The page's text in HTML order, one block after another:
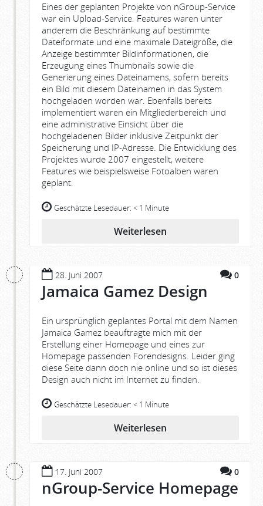
Eines der geplanten Projekte von nGroup-Service
war ein Upload-Service. Features waren unter
anderem die Beschränkung auf bestimmte
Dateiformate und eine maximale Dateigröße, die
Anzeige bestimmter Bildinformationen, die
Erzeugung eines Thumbnails sowie die
Generierung eines Dateinamens, sofern bereits
ein Bild mit diesem Dateinamen in das System
hochgeladen worden war. Ebenfalls bereits
implementiert waren ein Mitgliederbereich und
eine administrative Einsicht über die
hochgeladenen Bilder inklusive Zeitpunkt der
Speicherung und IP-Adresse. Die Entwicklung des
Projektes wurde 2007 eingestellt, weitere
Features wie beispielsweise Fotoalben waren
geplant.
Geschätzte Lesedauer: < 1 Minute
Weiterlesen
28. Juni 2007 0
Jamaica Gamez Design
Ein ursprünglich geplantes Portal mit dem Namen
Jamaica Gamez beauftragte mich mit der
Erstellung einer Homepage und eines zur
Homepage passenden Forendesigns. Leider ging
diese Seite dann doch nie online und so ist dieses
Design auch nicht im Internet zu finden.
Geschätzte Lesedauer: < 1 Minute
Weiterlesen
17. Juni 2007 0
nGroup-Service Homepage